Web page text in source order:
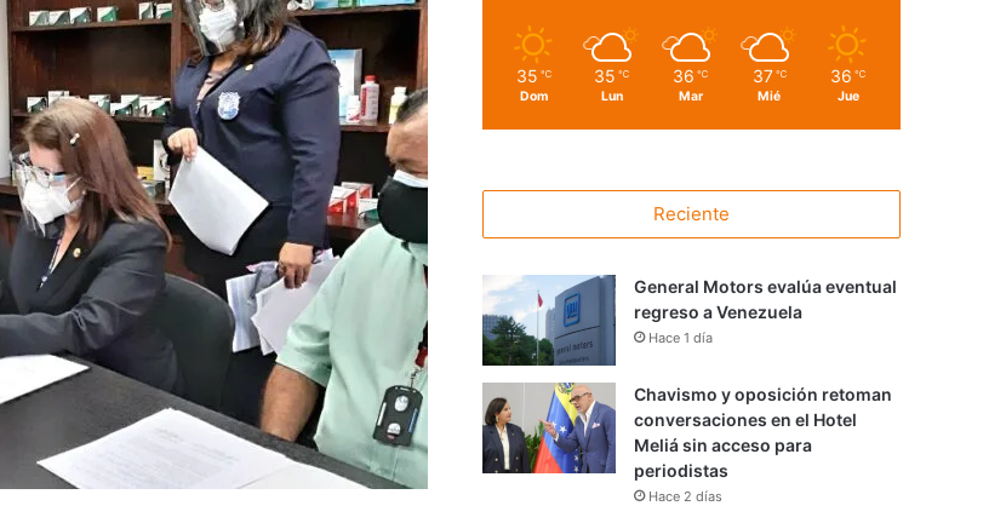
35 ℃
Dom
35 ℃
Lun
36 ℃
Mar
37 ℃
Mié
36 ℃
Jue
Reciente
General Motors evalúa eventual
regreso a Venezuela
Hace 1 día
Chavismo y oposición retoman
conversaciones en el Hotel
Meliá sin acceso para
periodistas
Hace 2 días